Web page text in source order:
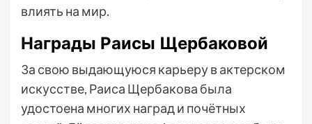
влиять на мир.
Награды Раисы Щербаковой
За свою выдающуюся карьеру в актерском
искусстве, Раиса Щербакова была
удостоена многих наград и почётных